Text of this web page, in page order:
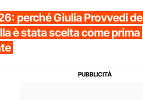
perché Giulia Provvedi de
è stata scelta come prima